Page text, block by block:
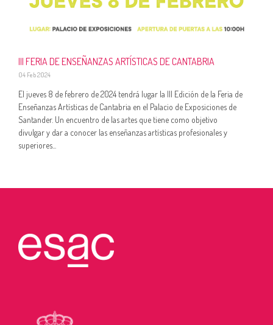
III FERIA DE ENSEÑANZAS ARTÍSTICAS DE CANTABRIA
04 Feb 2024
El jueves 8 de febrero de 2024 tendrá lugar la III Edición de la Feria de
Enseñanzas Artísticas de Cantabria en el Palacio de Exposiciones de
Santander. Un encuentro de las artes que tiene como objetivo
divulgar y dar a conocer las enseñanzas artísticas profesionales y
superiores...